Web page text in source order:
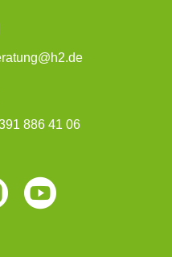
886 41 06